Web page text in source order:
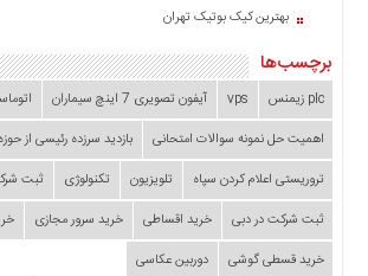
بهترین کیک بوتیک تهران
برچسب‌ها
plc زیمنس vps آیفون تصویری 7 اینچ سیماران
اهمیت حل نمونه سوالات امتحانی
بازدید سرزده‌ رئیسی از
تروریستی اعلام کردن سپاه
تلویزیون تکنولوژی
ثبت
ثبت شرکت در دبی
خرید اقساطی خرید سرور مجازی
خرید قسطی گوشی
دوربین عکاسی